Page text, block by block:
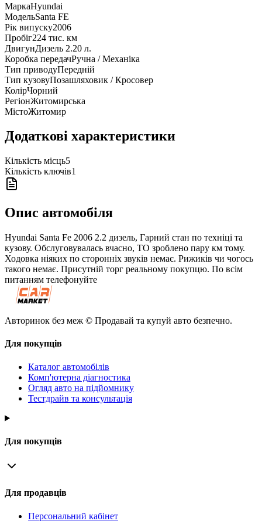
МаркаHyundai
МодельSanta FE
Рік випуску2006
Пробіг224 тис. км
ДвигунДизель 2.20 л.
Коробка передачРучна / Механіка
Тип приводуПередній
Тип кузовуПозашляховик / Кросовер
КолірЧорний
РегіонЖитомирська
МістоЖитомир
Додаткові характеристики
Кількість місць5
Кількість ключів1
Опис автомобіля
Hyundai Santa Fe 2006 2.2 дизель, Гарний стан по техніці та
кузову. Обслуговувалась вчасно, ТО зроблено пару км тому.
Ходовка ніяких по сторонніх звуків немає. Рижиків чи чогось
такого немає. Присутній торг реальному покупцю. По всім
питанням телефонуйте
Авторинок без меж © Продавай та купуй авто безпечно.
Для покупців
Каталог автомобілів
Комп'ютерна діагностика
Огляд авто на підйомнику
Тестдрайв та консультація
Для покупців
Для продавців
Персональний кабінет